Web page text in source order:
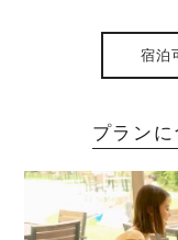
宿泊
プラン